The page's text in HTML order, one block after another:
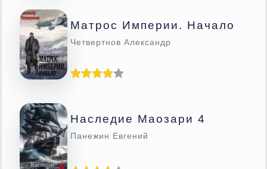
Матрос Империи. Начало
Четвертнов Александр
Наследие Маозари 4
Панежин Евгений